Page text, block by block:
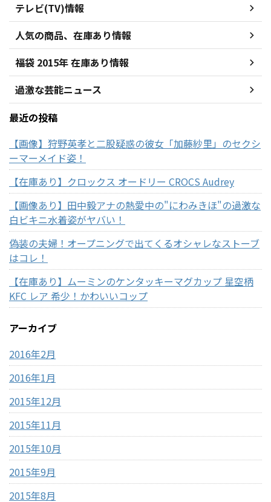
テレビ(TV)情報
人気の商品、在庫あり情報
福袋 2015年 在庫あり情報
過激な芸能ニュース
最近の投稿
【画像】狩野英孝と二股疑惑の彼女「加藤紗里」のセクシ
ーマーメイド姿！
【在庫あり】クロックス オードリー CROCS Audrey
【画像あり】田中毅アナの熱愛中の"にわみきほ"の過激な
白ビキニ水着姿がヤバい！
偽装の夫婦！オープニングで出てくるオシャレなストーブ
はコレ！
【在庫あり】ムーミンのケンタッキーマグカップ 星空柄
KFC レア 希少！かわいいコップ
アーカイブ
2016年2月
2016年1月
2015年12月
2015年11月
2015年10月
2015年9月
2015年8月